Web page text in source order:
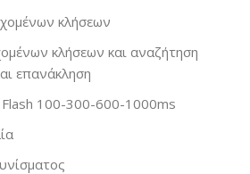
κλήσεων
κλήσεων και αναζήτηση
επανάκληση
100-300-600-1000ms